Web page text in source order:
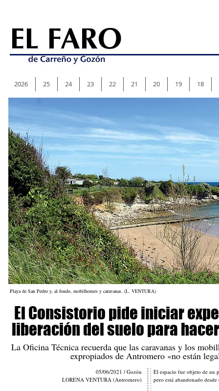
Playa de San Pedro y, al fondo, mobilhomes y caravanas. (L. VENTURA)
El Consistorio pide iniciar
liberación del suelo para
La Oficina Técnica recuerda que las caravanas y los
expropiados de Antromero «no están
05/06/2021 / Gozón
LORENA VENTURA (Antromero)
El espacio fue objeto de un
pero está abandonado desde
2026 25 24 23 22 21 20 19 18